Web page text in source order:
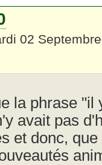
02
la phrase "il
avait pas
et donc,